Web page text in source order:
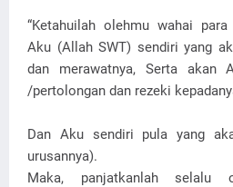
“Ketahuilah olehmu wahai
Aku (Allah SWT) sendiri yang
dan merawatnya, Serta akan
/pertolongan dan rezeki
Dan Aku sendiri pula yang
urusannya).
Maka, panjatkanlah selalu